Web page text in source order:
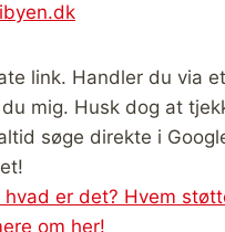
link. Handler du via
mig. Husk dog at
søge direkte i
er det? Hvem
om her!